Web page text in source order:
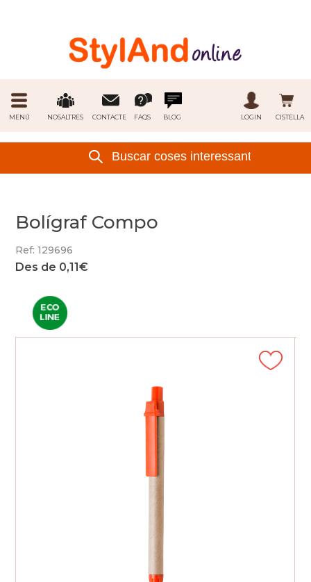
MENÚ NOSALTRES CONTACTE FAQS BLOG CISTELLA
LOGIN
Bolígraf Compo
Ref: 129696
Des de 0,11€